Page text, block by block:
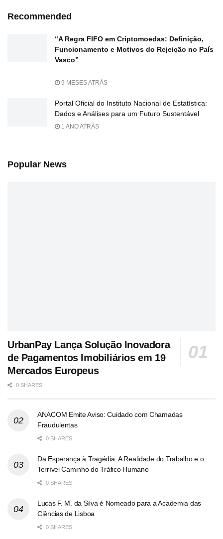
Recommended
“A Regra FIFO em Criptomoedas: Definição,
Funcionamento e Motivos do Rejeição no País
Vasco”
9 MESES ATRÁS
Portal Oficial do Instituto Nacional de Estatística:
Dados e Análises para um Futuro Sustentável
1 ANO ATRÁS
Popular News
UrbanPay Lança Solução Inovadora
de Pagamentos Imobiliários em 19
Mercados Europeus
0 SHARES
ANACOM Emite Aviso: Cuidado com Chamadas
Fraudulentas
0 SHARES
Da Esperança à Tragédia: A Realidade do Trabalho e o
Terrível Caminho do Tráfico Humano
0 SHARES
Lucas F. M. da Silva é Nomeado para a Academia das
Ciências de Lisboa
0 SHARES